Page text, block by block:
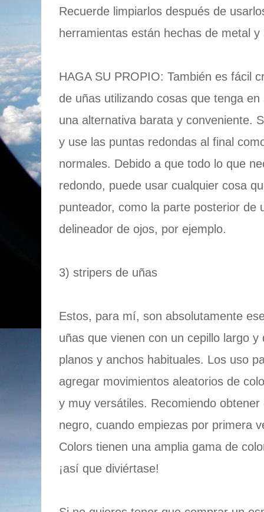
Recuerde limpiarlos después de
herramientas están hechas de metal
HAGA SU PROPIO: También es fácil
de uñas utilizando cosas que tenga
una alternativa barata y conveniente.
y use las puntas redondas al final
normales. Debido a que todo lo que
redondo, puede usar cualquier cosa
punteador, como la parte posterior de
delineador de ojos, por ejemplo.
3) stripers de uñas
Estos, para mí, son absolutamente
uñas que vienen con un cepillo largo
planos y anchos habituales. Los uso
agregar movimientos aleatorios de
y muy versátiles. Recomiendo
negro, cuando empiezas por primera
Colors tienen una amplia gama de
¡así que diviértase!